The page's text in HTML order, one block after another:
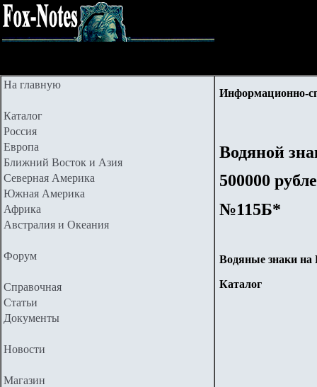
На главную
Каталог
Россия
Европа
Ближний Восток и Азия
Северная Америка
Южная Америка
Африка
Австралия и Океания
Форум
Справочная
Статьи
Документы
Новости
Магазин
Информационно-
Водяной
500000
№115Б*
Водяные знаки на
Каталог